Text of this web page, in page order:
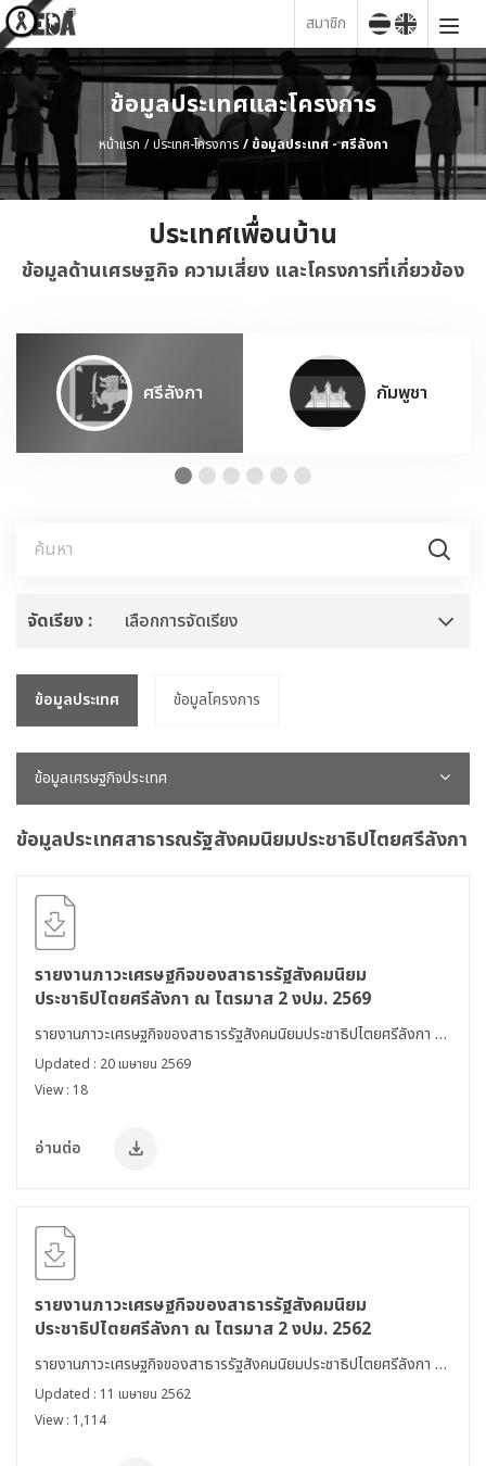
สมาชิก
ข้อมูลประเทศและโครงการ
หน้าแรก ประเทศ-โครงการ ข้อมูลประเทศ - ศรีลังกา
ประเทศเพื่อนบ้าน
ข้อมูลด้านเศรษฐกิจ ความเสี่ยง และโครงการที่เกี่ยวข้อง
ศรีลังกา กัมพูชา
จัดเรียง : เลือกการจัดเรียง
ข้อมูลประเทศ ข้อมูลโครงการ
ข้อมูลเศรษฐกิจประเทศ
ข้อมูลประเทศสาธารณรัฐสังคมนิยมประชาธิปไตยศรีลังกา
รายงานภาวะเศรษฐกิจของสาธารรัฐสังคมนิยม
ประชาธิปไตยศรีลังกา ณ ไตรมาส 2 งปม. 2569
รายงานภาวะเศรษฐกิจของสาธารรัฐสังคมนิยมประชาธิปไตยศรีลังกา ณ
ไตรมาส 2 งปม. 2569
Updated : 20 เมษายน 2569
View : 18
อ่านต่อ
รายงานภาวะเศรษฐกิจของสาธารรัฐสังคมนิยม
ประชาธิปไตยศรีลังกา ณ ไตรมาส 2 งปม. 2562
รายงานภาวะเศรษฐกิจของสาธารรัฐสังคมนิยมประชาธิปไตยศรีลังกา ณ
ไตรมาส 2 งปม. 2562
Updated : 11 เมษายน 2562
View : 1,114